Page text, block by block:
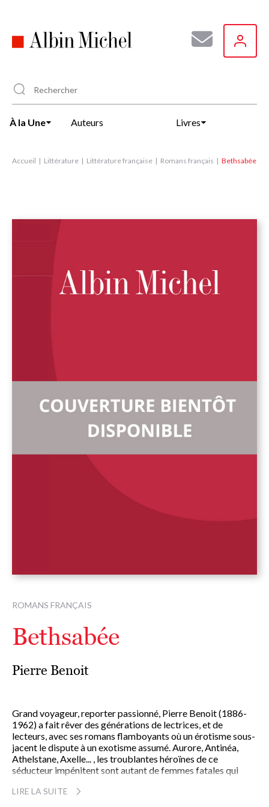
principal
À la Une Auteurs Livres
Accueil Littérature Littérature française Romans français Bethsabée
ROMANS FRANÇAIS
Bethsabée
Pierre Benoit
Grand voyageur, reporter passionné, Pierre Benoit (1886-
1962) a fait rêver des générations de lectrices, et de
lecteurs, avec ses romans flamboyants où un érotisme sous-
jacent le dispute à un exotisme assumé. Aurore, Antinéa,
Athelstane, Axelle... , les troublantes héroïnes de ce
séducteur impénitent sont autant de femmes fatales qui
Pierre Benoit, l'un des piliers de la la vie littéraire
LIRE LA SUITE